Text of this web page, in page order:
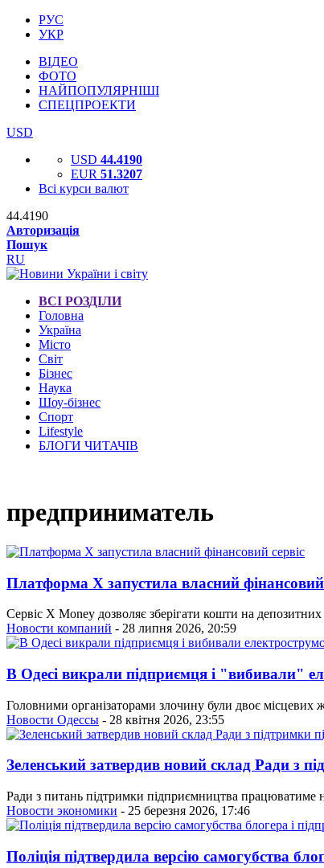
РУС
УКР
ВІДЕО
ФОТО
НАЙПОПУЛЯРНІШІ
СПЕЦПРОЕКТИ
USD
USD 44.4190
EUR 51.3207
Всі курси валют
44.4190
Авторизація
Пошук
RU
ВСІ РОЗДІЛИ
Головна
Україна
Місто
Світ
Бізнес
Наука
Шоу-бізнес
Спорт
Lifestyle
БЛОГИ ЧИТАЧІВ
предприниматель
Платформа X запустила власний фінансовий
Сервіс X Money дозволяє зберігати кошти на
Новости компаний - 28 липня 2026, 20:59
В Одесі викрали підприємця і "вибивали"
Головними організаторами злочину були двоє місцевих
Новости Одессы - 28 квітня 2026, 23:55
Зеленський затвердив новий склад Ради з
Ради з питань підтримки підприємництва працюватиме
Новости экономики - 25 березня 2026, 17:46
Поліція підтвердила версію самогубства